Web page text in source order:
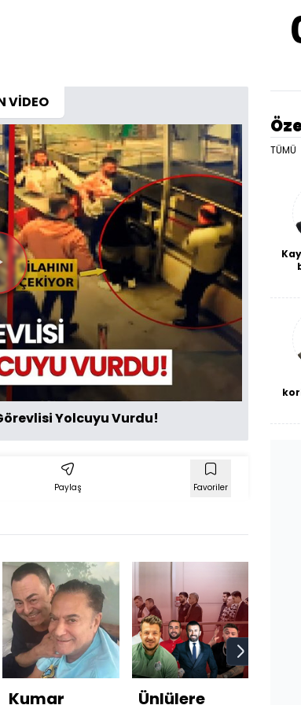
VİDEO
Yolcuyu Vurdu!
Paylaş Favoriler
Kumar Ünlülere
TÜMÜ